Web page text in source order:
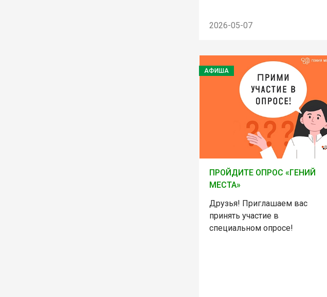
2026-05-07
АФИША
ПРОЙДИТЕ ОПРОС «ГЕНИЙ
МЕСТА»
Друзья! Приглашаем вас
принять участие в
специальном опросе!